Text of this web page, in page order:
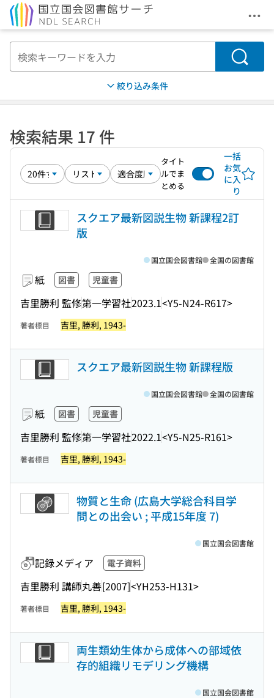
メ
検索
絞り込み条件
検索結果 17 件
タイト
ルでま
とめる
一括
お気
に入
り
スクエア最新図説生物 新課程2訂
版
紙 図書 児童書
吉里勝利 監修第一学習社2023.1<Y5-N24-R617>
国立国会図書館 全国の図書館
著者標目 吉里, 勝利, 1943-
スクエア最新図説生物 新課程版
紙 図書 児童書
吉里勝利 監修第一学習社2022.1<Y5-N25-R161>
国立国会図書館 全国の図書館
著者標目 吉里, 勝利, 1943-
物質と生命 (広島大学総合科目学
問との出会い ; 平成15年度 7)
記録メディア 電子資料
吉里勝利 講師丸善[2007]<YH253-H131>
国立国会図書館
著者標目 吉里, 勝利, 1943-
両生類幼生体から成体への部域依
存的組織リモデリング機構
国立国会図書館